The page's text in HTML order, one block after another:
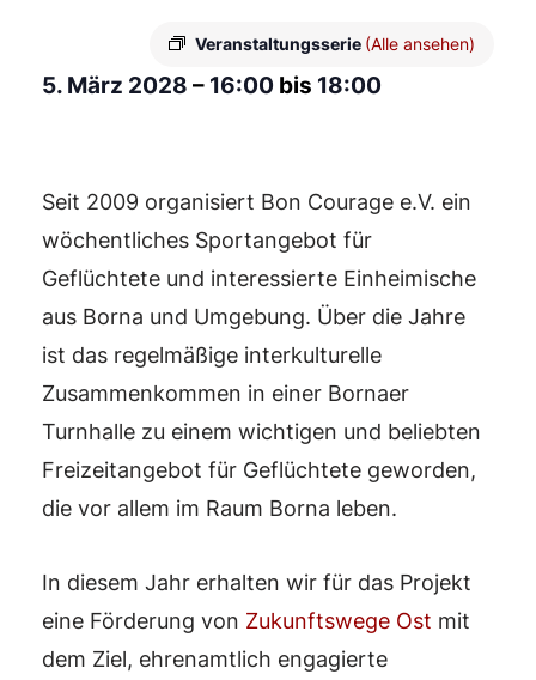
Veranstaltungsserie (Alle ansehen)
5. März 2028 – 16:00 bis 18:00
Seit 2009 organisiert Bon Courage e.V. ein
wöchentliches Sportangebot für
Geflüchtete und interessierte Einheimische
aus Borna und Umgebung. Über die Jahre
ist das regelmäßige interkulturelle
Zusammenkommen in einer Bornaer
Turnhalle zu einem wichtigen und beliebten
Freizeitangebot für Geflüchtete geworden,
die vor allem im Raum Borna leben.
In diesem Jahr erhalten wir für das Projekt
eine Förderung von Zukunftswege Ost mit
dem Ziel, ehrenamtlich engagierte